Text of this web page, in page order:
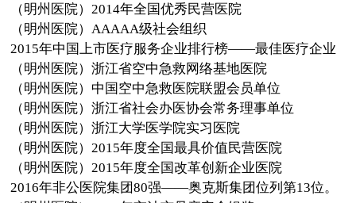
（明州医院）2014年全国优秀民营医院
（明州医院）AAAAA级社会组织
2015年中国上市医疗服务企业排行榜——最佳医疗企业
（明州医院）浙江省空中急救网络基地医院
（明州医院）中国空中急救医院联盟会员单位
（明州医院）浙江省社会办医协会常务理事单位
（明州医院）浙江大学医学院实习医院
（明州医院）2015年度全国最具价值民营医院
（明州医院）2015年度全国改革创新企业医院
2016年非公医院集团80强——奥克斯集团位列第13位。